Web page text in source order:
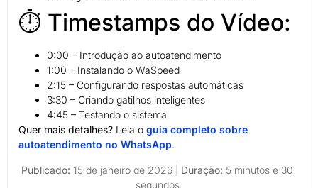
⏱️ Timestamps do Vídeo:
0:00 – Introdução ao autoatendimento
1:00 – Instalando o WaSpeed
2:15 – Configurando respostas automáticas
3:30 – Criando gatilhos inteligentes
4:45 – Testando o sistema
Quer mais detalhes? Leia o guia completo sobre
autoatendimento no WhatsApp.
Publicado: 15 de janeiro de 2026 | Duração: 5 minutos e 30
segundos